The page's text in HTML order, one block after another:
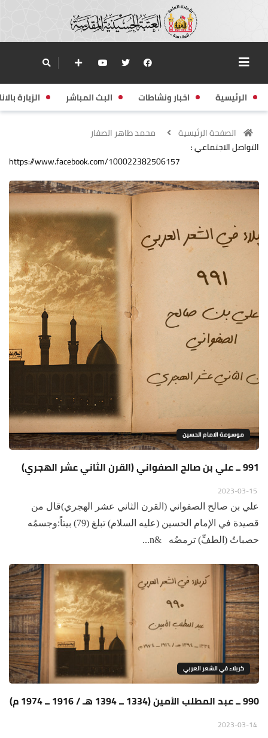
الرئيسية اخبار ونشاطات البث المباشر الزيارة
الصفحة الرئيسية
محمد طاهر الصفار
التواصل الاجتماعي :
https://www.facebook.com/100022382506157
موسوعة الامام الحسين
991 ــ علي بن صالح الصفواني (القرن الثاني عشر الهجري)
علي بن صالح الصفواني (القرن الثاني عشر الهجري)قال من
قصيدة في الإمام الحسين (عليه السلام) تبلغ (79) بيتاً:وجسمُه
حصباتُ (الطفِّ) ترمضُه &n...
كربلاء في الشعر العربي
990 ــ عبد المطلب الأمين (1334 ــ 1394 هـ / 1916 ــ 1974 م)